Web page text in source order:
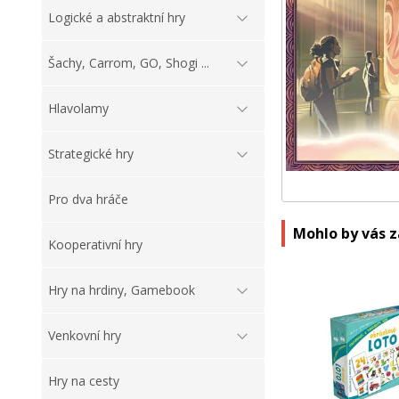
Logické a abstraktní hry
Šachy, Carrom, GO, Shogi ...
Hlavolamy
Strategické hry
Pro dva hráče
Kooperativní hry
Hry na hrdiny, Gamebook
Venkovní hry
Hry na cesty
Mohlo by vás